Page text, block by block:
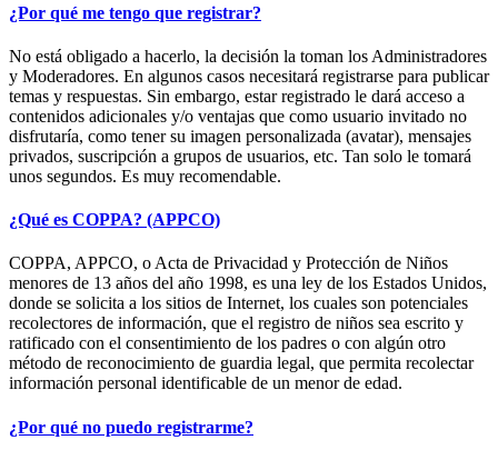
¿Por qué me tengo que registrar?
No está obligado a hacerlo, la decisión la toman los Administradores
y Moderadores. En algunos casos necesitará registrarse para publicar
temas y respuestas. Sin embargo, estar registrado le dará acceso a
contenidos adicionales y/o ventajas que como usuario invitado no
disfrutaría, como tener su imagen personalizada (avatar), mensajes
privados, suscripción a grupos de usuarios, etc. Tan solo le tomará
unos segundos. Es muy recomendable.
¿Qué es COPPA? (APPCO)
COPPA, APPCO, o Acta de Privacidad y Protección de Niños
menores de 13 años del año 1998, es una ley de los Estados Unidos,
donde se solicita a los sitios de Internet, los cuales son potenciales
recolectores de información, que el registro de niños sea escrito y
ratificado con el consentimiento de los padres o con algún otro
método de reconocimiento de guardia legal, que permita recolectar
información personal identificable de un menor de edad.
¿Por qué no puedo registrarme?